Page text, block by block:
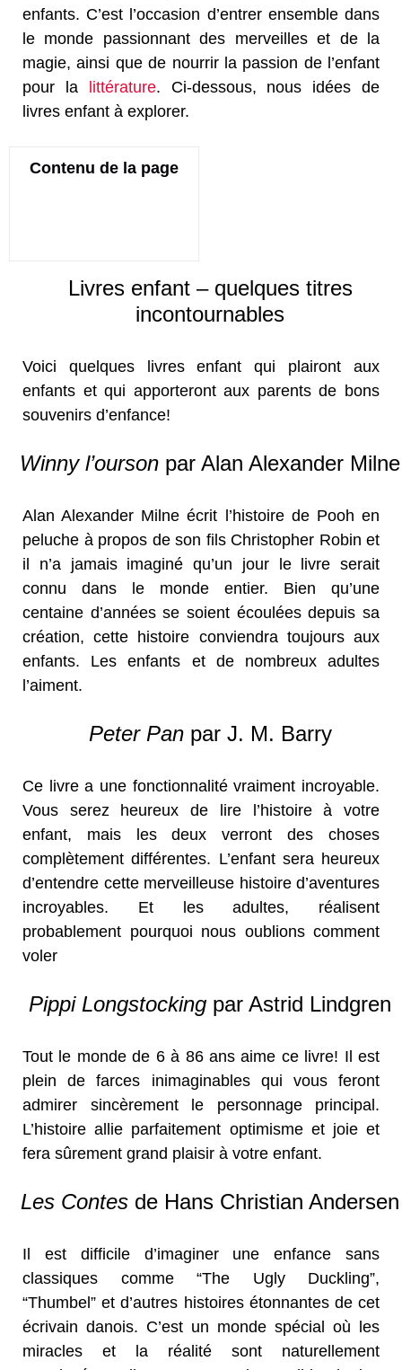
enfants. C’est l’occasion d’entrer ensemble dans
le monde passionnant des merveilles et de la
magie, ainsi que de nourrir la passion de l’enfant
pour la littérature. Ci-dessous, nous idées de
livres enfant à explorer.
Contenu de la page
Livres enfant – quelques titres
incontournables
Voici quelques livres enfant qui plairont aux
enfants et qui apporteront aux parents de bons
souvenirs d’enfance!
Winny l’ourson par Alan Alexander Milne
Alan Alexander Milne écrit l’histoire de Pooh en
peluche à propos de son fils Christopher Robin et
il n’a jamais imaginé qu’un jour le livre serait
connu dans le monde entier. Bien qu’une
centaine d’années se soient écoulées depuis sa
création, cette histoire conviendra toujours aux
enfants. Les enfants et de nombreux adultes
l’aiment.
Peter Panpar J. M. Barry
Ce livre a une fonctionnalité vraiment incroyable.
Vous serez heureux de lire l’histoire à votre
enfant, mais les deux verront des choses
complètement différentes. L’enfant sera heureux
d’entendre cette merveilleuse histoire d’aventures
incroyables. Et les adultes, réalisent
probablement pourquoi nous oublions comment
voler
Pippi Longstocking par Astrid Lindgren
Tout le monde de 6 à 86 ans aime ce livre! Il est
plein de farces inimaginables qui vous feront
admirer sincèrement le personnage principal.
L’histoire allie parfaitement optimisme et joie et
fera sûrement grand plaisir à votre enfant.
Les Contes de Hans Christian Andersen
Il est difficile d’imaginer une enfance sans
classiques comme “The Ugly Duckling”,
“Thumbel” et d’autres histoires étonnantes de cet
écrivain danois. C’est un monde spécial où les
miracles et la réalité sont naturellement